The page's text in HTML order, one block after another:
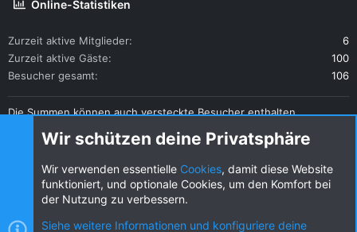
Online-Statistiken
Zurzeit aktive Mitglieder
6
Zurzeit aktive Gäste
100
Besucher gesamt
106
Die Summen können auch versteckte Besucher enthalten.
Diese Seite teilen
Wir schützen deine Privatsphäre
Wir verwenden essentielle Cookies, damit diese Website
funktioniert, und optionale Cookies, um den Komfort bei
der Nutzung zu verbessern.
Siehe weitere Informationen und konfiguriere deine